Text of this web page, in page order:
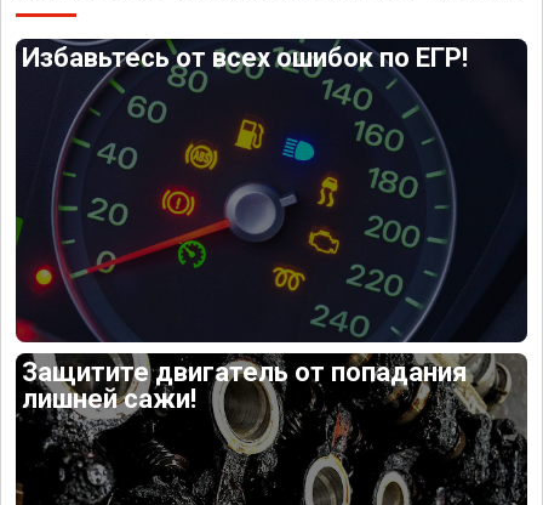
Избавьтесь от всех ошибок по ЕГР!
Защитите двигатель от попадания
лишней сажи!